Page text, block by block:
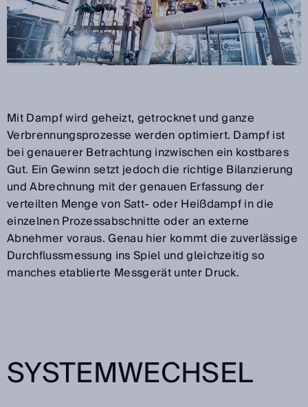
Mit Dampf wird geheizt, getrocknet und ganze
Verbrennungsprozesse werden optimiert. Dampf ist
bei genauerer Betrachtung inzwischen ein kostbares
Gut. Ein Gewinn setzt jedoch die richtige Bilanzierung
und Abrechnung mit der genauen Erfassung der
verteilten Menge von Satt- oder Heißdampf in die
einzelnen Prozessabschnitte oder an externe
Abnehmer voraus. Genau hier kommt die zuverlässige
Durchflussmessung ins Spiel und gleichzeitig so
manches etablierte Messgerät unter Druck.
SYSTEMWECHSEL